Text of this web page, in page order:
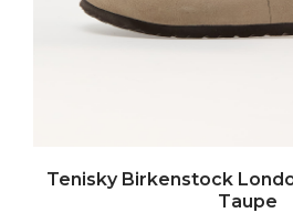
Tenisky Birkenstock
Taupe